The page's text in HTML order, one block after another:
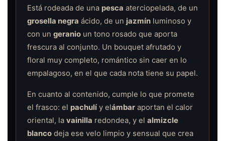
Está rodeada de una pesca aterciopelada, de un
grosella negra ácido, de un jazmínluminoso y
con un geranioun tono rosado que aporta
frescura al conjunto. Un bouquet afrutado y
floral muy completo, romántico sin caer en lo
empalagoso, en el que cada nota tiene su papel.
En cuanto al contenido, cumple lo que promete
el frasco: el pachulíy elámbaraportan el calor
oriental, la vainilla redondea, y el almizcle
blancodeja ese velo limpio y sensual que crea